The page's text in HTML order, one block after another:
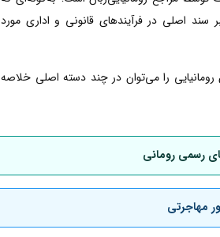
سند اصلی در فرآیندهای قانونی و اداری مورد
رومانیایی را می‌توان در چند دسته اصلی خلاصه
رسمی رومانی
مهاجرتی